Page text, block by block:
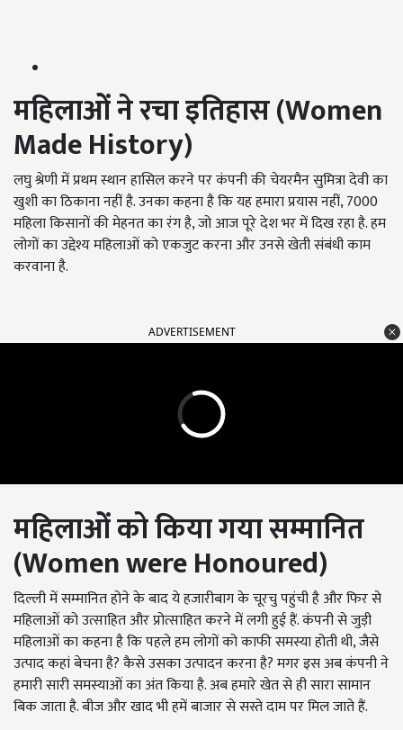
महिलाओं नेरचाइतिहास(Women
Made History)
लघु श्रेणी में प्रथम स्थान हासिल करने पर कंपनी की चेयरमैन सुमित्रा देवी का
खुशी का ठिकाना नहीं है. उनका कहना है कि यह हमारा प्रयास नहीं, 7000
महिला किसानों की मेहनत का रंग है, जो आज पूरे देश भर में दिख रहा है. हम
लोगों का उद्देश्य महिलाओं को एकजुट करना और उनसे खेती संबंधी काम
करवाना है.
ADVERTISEMENT
महिलाओं को किया गया सम्मानित
(Women were Honoured)
दिल्ली में सम्मानित होने के बाद ये हजारीबाग के चूरचु पहुंची है और फिर से
महिलाओं को उत्साहित और प्रोत्साहित करने में लगी हुई हैं. कंपनी से जुड़ी
महिलाओं का कहना है कि पहले हम लोगों को काफी समस्या होती थी, जैसे
उत्पाद कहां बेचना है? कैसे उसका उत्पादन करना है? मगर इस अब कंपनी ने
हमारी सारी समस्याओं का अंत किया है. अब हमारे खेत से ही सारा सामान
बिक जाता है. बीज और खाद भी हमें बाजार से सस्ते दाम पर मिल जाते हैं.